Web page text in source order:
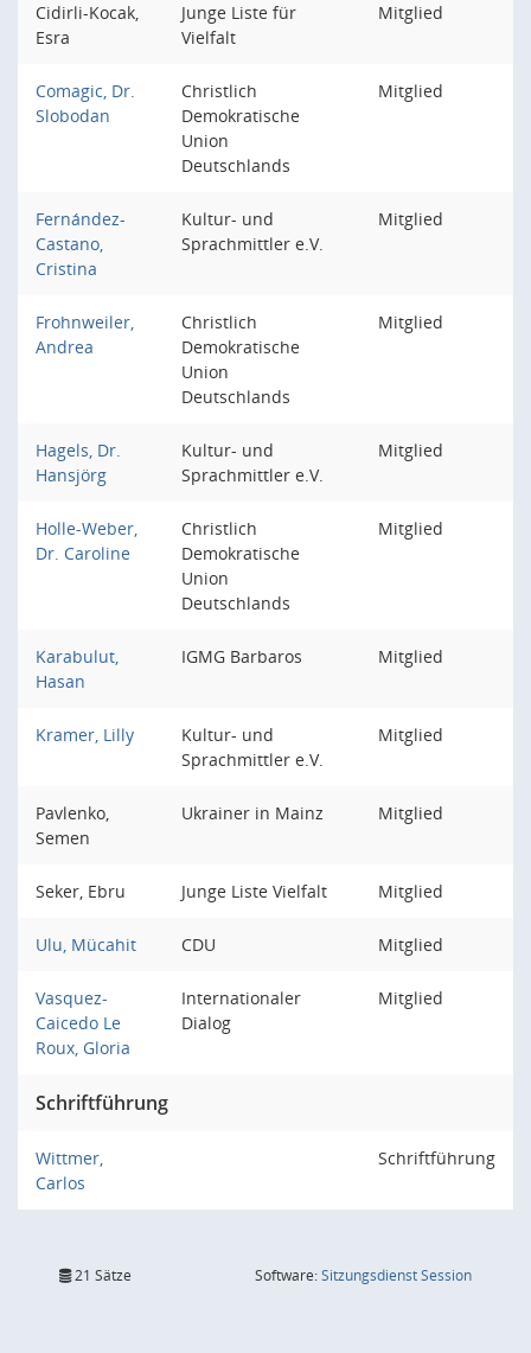
Cidirli-Kocak,
Esra
Junge Liste für
Vielfalt
Mitglied
Comagic, Dr.
Slobodan
Christlich
Demokratische
Union
Deutschlands
Mitglied
Fernández-
Castano,
Cristina
Kultur- und
Sprachmittler e.V.
Mitglied
Frohnweiler,
Andrea
Christlich
Demokratische
Union
Deutschlands
Mitglied
Hagels, Dr.
Hansjörg
Kultur- und
Sprachmittler e.V.
Mitglied
Holle-Weber,
Dr. Caroline
Christlich
Demokratische
Union
Deutschlands
Mitglied
Karabulut,
Hasan
IGMG Barbaros Mitglied
Kramer, Lilly
Kultur- und
Sprachmittler e.V.
Mitglied
Pavlenko,
Semen
Ukrainer in Mainz Mitglied
Seker, Ebru Junge Liste Vielfalt Mitglied
Ulu, Mücahit CDU Mitglied
Vasquez-
Caicedo Le
Roux, Gloria
Internationaler
Dialog
Mitglied
Schriftführung
Wittmer,
Carlos
Schriftführung
21 Sätze Software:SitzungsdienstSession(Wird in